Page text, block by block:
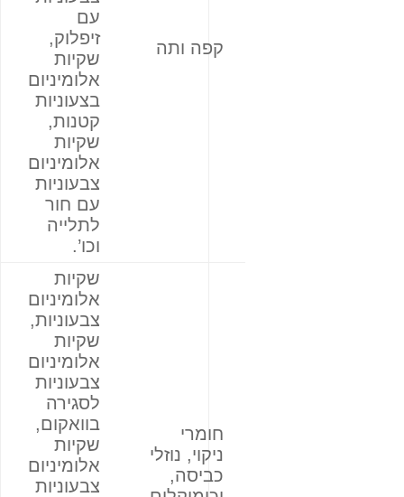
עם
זיפלוק,
שקיות
אלומיניום
בצעוניות
קטנות,
שקיות
אלומיניום
צבעוניות
עם חור
לתלייה
וכו’.
קפה ותה
שקיות
אלומיניום
צבעוניות,
שקיות
אלומיניום
צבעוניות
לסגירה
בוואקום,
שקיות
אלומיניום
צבעוניות
חומרי
ניקוי, נוזלי
כביסה,